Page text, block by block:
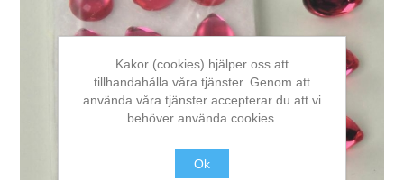
Kakor (cookies) hjälper oss att
tillhandahålla våra tjänster. Genom att
använda våra tjänster accepterar du att vi
behöver använda cookies.
Ok